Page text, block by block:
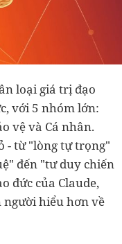
loại giá trị đạo
với 5 nhóm lớn:
vệ và Cá nhân.
- từ "lòng tự trọng"
đến "tư duy chiến
đức của Claude,
người hiểu hơn về